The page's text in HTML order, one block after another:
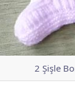
2 Şişle